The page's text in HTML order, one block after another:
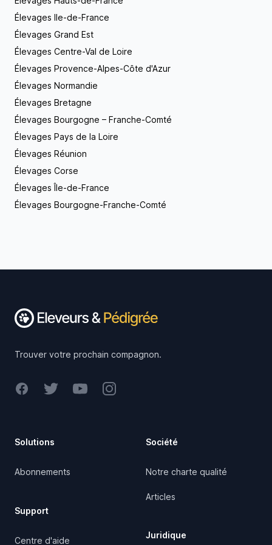
vos choix. Vous pouvez, si vous le souhaitez, venir
nous rendre une petite visite ! Vous serez toujours
les bienvenus à la maison, et vous pourrez
constater à quel point ma petite famille à 4 pattes
est joyeuse et câline. Notre maitre mot, aux Mille
Eclats des Tournesols, c’est l'amour !
Élevages Ile-de-France
Élevages Grand Est
Élevages Centre-Val de Loire
Élevages Provence-Alpes-Côte d'Azur
Élevages Normandie
Élevages Bretagne
Élevages Bourgogne – Franche-Comté
Élevages Pays de la Loire
Élevages Réunion
Élevages Corse
Élevages Île-de-France
Élevages Bourgogne-Franche-Comté
Trouver votre prochain compagnon.
FacebookTwitterYoutubeInstagram
Solutions
Abonnements
Support
Centre d'aide
Société
Notre charte qualité
Articles
Juridique